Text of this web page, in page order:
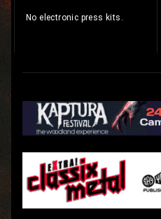
No electronic press kits.